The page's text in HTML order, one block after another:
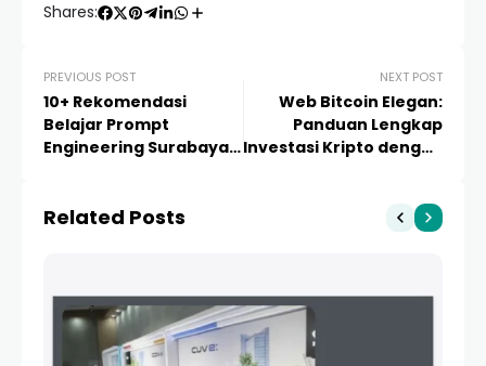
Shares:
PREVIOUS POST
10+ Rekomendasi
Belajar Prompt
Engineering Surabaya:
Komunitas Tech 2024
NEXT POST
Web Bitcoin Elegan:
Panduan Lengkap
Investasi Kripto dengan
Related Posts